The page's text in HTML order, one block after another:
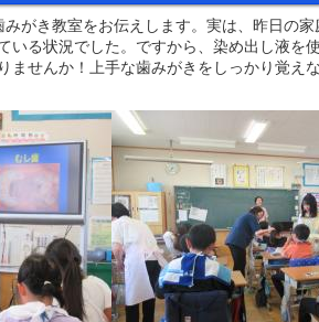
がき教室をお伝えします。実は、昨日の
いる状況でした。ですから、染め出し液
ませんか！上手な歯みがきをしっかり覚